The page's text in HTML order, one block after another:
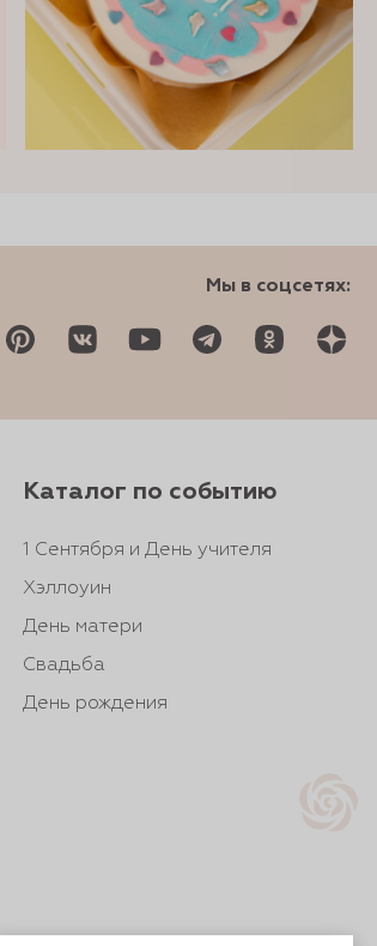
Мы в соцсетях:
Каталог по событию
1 Сентября и День учителя
Хэллоуин
День матери
Свадьба
День рождения